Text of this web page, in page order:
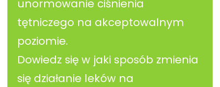
unormowanie ciśnienia
tętniczego na akceptowalnym
poziomie.
Dowiedz się w jaki sposób zmienia
się działanie leków na